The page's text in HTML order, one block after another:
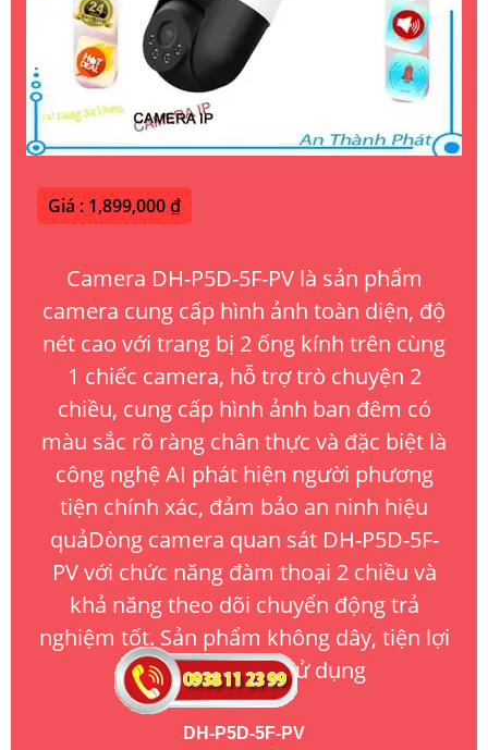
Giá : 1,899,000 ₫
Camera DH-P5D-5F-PV là sản phẩm
camera cung cấp hình ảnh toàn diện, độ
nét cao với trang bị 2 ống kính trên cùng
1 chiếc camera, hỗ trợ trò chuyện 2
chiều, cung cấp hình ảnh ban đêm có
màu sắc rõ ràng chân thực và đặc biệt là
công nghệ AI phát hiện người phương
tiện chính xác, đảm bảo an ninh hiệu
quảDòng camera quan sát DH-P5D-5F-
PV với chức năng đàm thoại 2 chiều và
khả năng theo dõi chuyển động trả
nghiệm tốt. Sản phẩm không dây, tiện lợi
trong lắp đặt và sử dụng
DH-P5D-5F-PV